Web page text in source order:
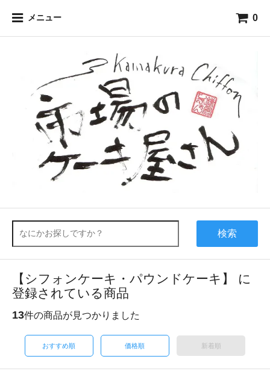
メニュー 0
検索
【シフォンケーキ・パウンドケーキ】 に
登録されている商品
13件の商品が見つかりました
おすすめ順 価格順 新着順